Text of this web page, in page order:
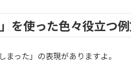
を使った色々役立つ
った」の表現がありますよ。